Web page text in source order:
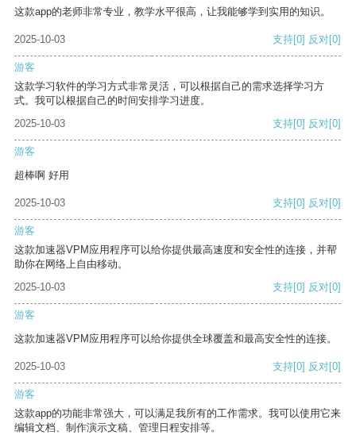
这款app的老师非常专业，教学水平很高，让我能够学到实用的知识。
2025-10-03 支持[0] 反对[0]
游客
这款学习软件的学习方式非常灵活，可以根据自己的需求选择学习方
式。我可以根据自己的时间安排学习进度。
2025-10-03
支持[0] 反对[0]
游客
超棒啊 好用
2025-10-03 支持[0] 反对[0]
游客
这款加速器VPM应用程序可以给你提供最高速度和安全性的连接，并帮
助你在网络上自由移动。
2025-10-03
支持[0] 反对[0]
游客
这款加速器VPM应用程序可以给你提供全球覆盖和最高安全性的连接。
2025-10-03 支持[0] 反对[0]
游客
这款app的功能非常强大，可以满足我所有的工作需求。我可以使用它来
编辑文档、制作演示文稿、管理日程安排等。